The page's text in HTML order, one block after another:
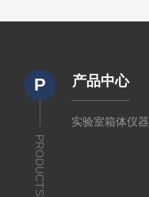
P
PRODUCTS
产品中心
实验室箱体仪器